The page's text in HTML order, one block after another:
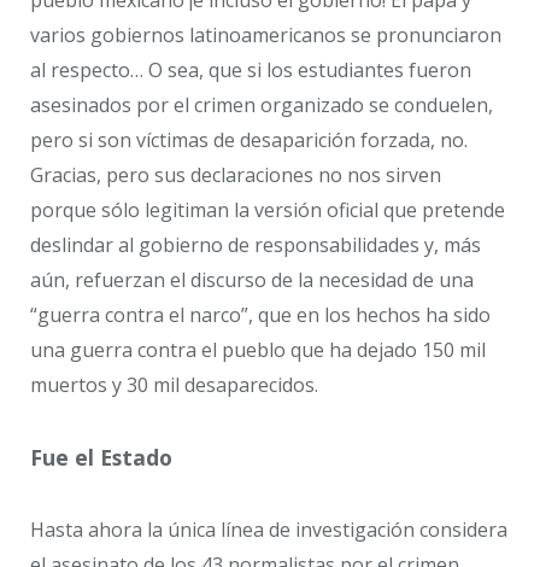
varios gobiernos latinoamericanos se pronunciaron
al respecto… O sea, que si los estudiantes fueron
asesinados por el crimen organizado se conduelen,
pero si son víctimas de desaparición forzada, no.
Gracias, pero sus declaraciones no nos sirven
porque sólo legitiman la versión oficial que pretende
deslindar al gobierno de responsabilidades y, más
aún, refuerzan el discurso de la necesidad de una
“guerra contra el narco”, que en los hechos ha sido
una guerra contra el pueblo que ha dejado 150 mil
muertos y 30 mil desaparecidos.
Fue el Estado
Hasta ahora la única línea de investigación considera